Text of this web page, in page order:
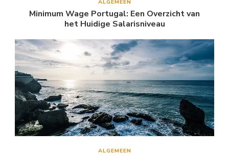
ALGEMEEN
Minimum Wage Portugal: Een Overzicht van
het Huidige Salarisniveau
ALGEMEEN